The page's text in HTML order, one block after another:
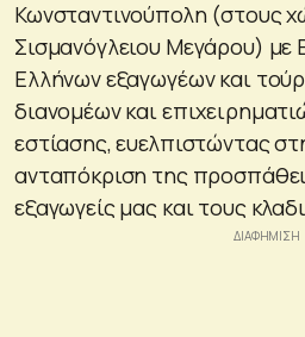
Κωνσταντινούπολη (στους
Σισμανόγλειου Μεγάρου) με
Ελλήνων εξαγωγέων και
διανομέων και
εστίασης, ευελπιστώντας
ανταπόκριση της
εξαγωγείς μας και τους